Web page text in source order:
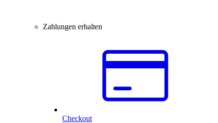
Zahlungen erhalten
Checkout